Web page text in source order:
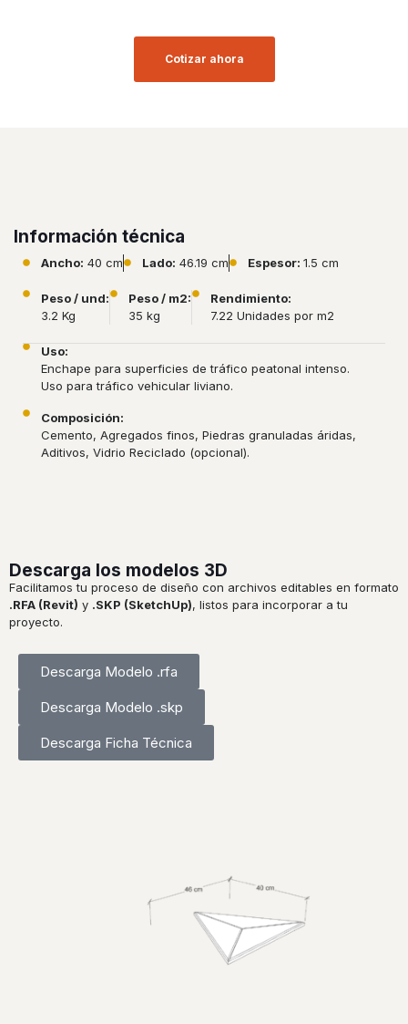
Cotizar ahora
Información técnica
Ancho: 40 cm Lado: 46.19 cm Espesor: 1.5 cm
Peso / und:
3.2 Kg
Peso / m2:
35 kg
Rendimiento:
7.22 Unidades por m2
Uso:
Enchape para superficies de tráfico peatonal intenso.
Uso para tráfico vehicular liviano.
Composición:
Cemento, Agregados finos, Piedras granuladas áridas,
Aditivos, Vidrio Reciclado (opcional).
Descarga los modelos 3D
Facilitamos tu proceso de diseño con archivos editables en formato
.RFA (Revit) y .SKP (SketchUp), listos para incorporar a tu
proyecto.
Descarga Modelo .rfa
Descarga Modelo .skp
Descarga Ficha Técnica